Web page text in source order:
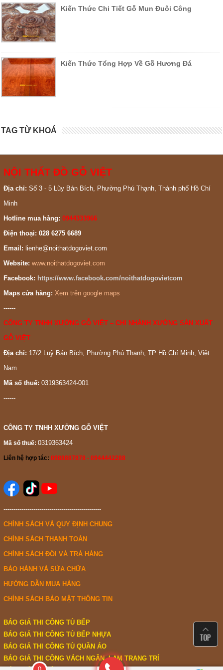
Kiến Thức Chi Tiết Gỗ Mun Đuôi Công
Kiến Thức Tổng Hợp Về Gỗ Hương Đá
TAG TỪ KHOÁ
NỘI THẤT ĐỒ GỖ VIỆT
Địa chỉ: Số 3 - 5 Lũy Bán Bích, Phường Phú Thạnh, Thành phố Hồ Chí
Minh
Hotline mua hàng: 0944333966
Điện thoại: 028 6275 6689
Email: lienhe@noithatdogoviet.com
Website: www.noithatdogoviet.com
Facebook: https://www.facebook.com/noithatdogovietcom
Maps cửa hàng: Xem trên google maps
------
CÔNG TY TNHH XƯỞNG GỖ VIỆT – CHI NHÁNH XƯỞNG SẢN XUẤT
GỖ VIỆT
Địa chỉ: 17/2 Luỹ Bán Bích, Phường Phú Thạnh, TP Hồ Chí Minh, Việt
Nam
Mã số thuế: 0319363424-001
------
CÔNG TY TNHH XƯỞNG GỖ VIỆT
Mã số thuế: 0319363424
Liên hệ hợp tác: 0988887878 - 0944442288
-------------------------------------------------
CHÍNH SÁCH VÀ QUY ĐỊNH CHUNG
CHÍNH SÁCH THANH TOÁN
CHÍNH SÁCH ĐỔI VÀ TRẢ HÀNG
BẢO HÀNH VÀ SỬA CHỮA
HƯỚNG DẪN MUA HÀNG
CHÍNH SÁCH BẢO MẬT THÔNG TIN
BÁO GIÁ THI CÔNG TỦ BẾP
BÁO GIÁ THI CÔNG TỦ BẾP NHỰA
BÁO GIÁ THI CÔNG TỦ QUẦN ÁO
BÁO GIÁ THI CÔNG VÁCH NGĂN, LAM TRANG TRÍ